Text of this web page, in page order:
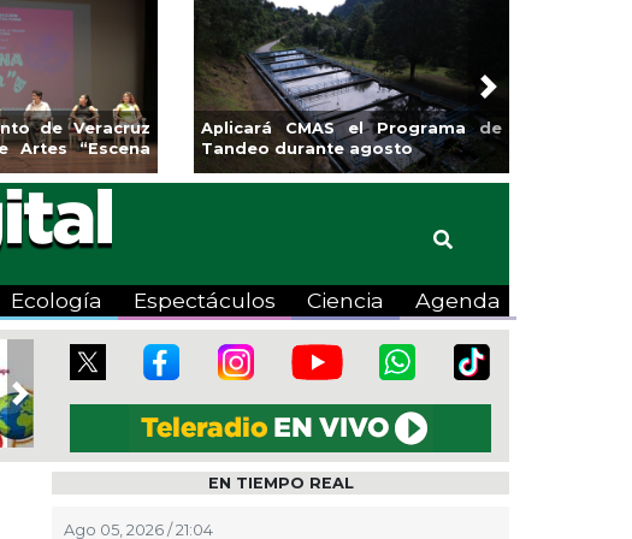
impulsa la
con la Copa Coyote
Continúa Coatza Vive el Verano
2026 con cine, actividades
lúdicas y expo
Next
Ecología Espectáculos Ciencia Agenda
Next
EN TIEMPO REAL
Ago 05, 2026 / 21:04